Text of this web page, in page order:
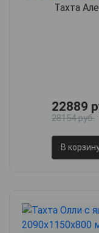
Тахта
22889
28154 руб.
В